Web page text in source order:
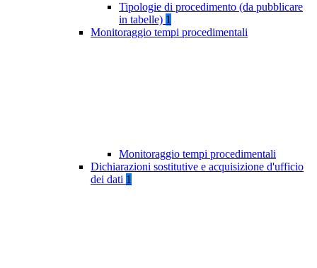
Tipologie di procedimento (da pubblicare
in tabelle) 1
Monitoraggio tempi procedimentali
Monitoraggio tempi procedimentali
Dichiarazioni sostitutive e acquisizione d'ufficio
dei dati 1